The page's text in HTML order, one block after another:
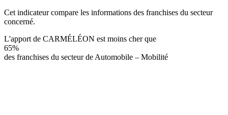
Cet indicateur compare les informations des franchises du secteur
concerné.
L'apport de CARMÉLÉON est moins cher que
65%
des franchises du secteur de Automobile – Mobilité